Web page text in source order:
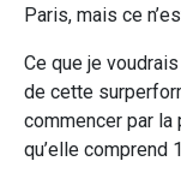
Paris, mais ce
Ce que je
de cette
commencer par la
qu’elle comprend